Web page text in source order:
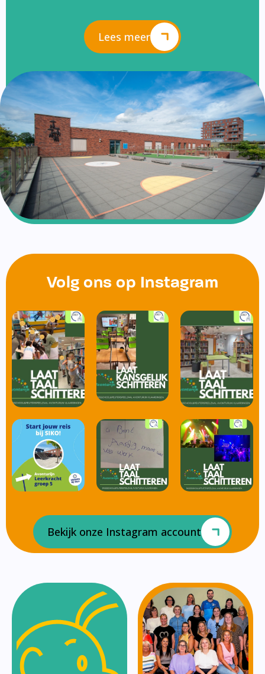
Lees meer
Volg ons op Instagram
Bekijk onze Instagram account